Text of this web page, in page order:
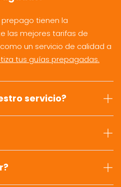
tienen la
las mejores tarifas de
un servicio de calidad a
tus guías prepagadas.
servicio?